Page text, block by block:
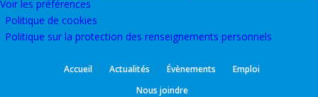
Voir les préférences
Politique de cookies
Politique sur la protection des renseignements personnels
Accueil Actualités Évènements
Emploi
Nous joindre